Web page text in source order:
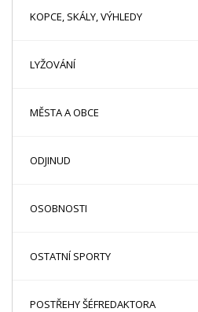
KOPCE, SKÁLY, VÝHLEDY
LYŽOVÁNÍ
MĚSTA A OBCE
ODJINUD
OSOBNOSTI
OSTATNÍ SPORTY
POSTŘEHY ŠÉFREDAKTORA